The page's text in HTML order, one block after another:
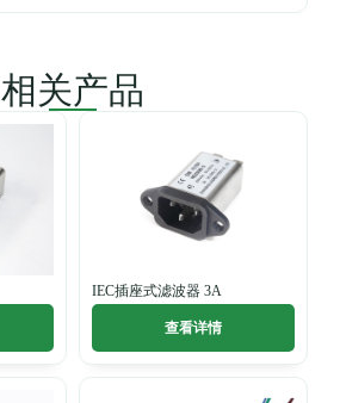
相关产品
IEC插座式滤波器 3A
查看详情